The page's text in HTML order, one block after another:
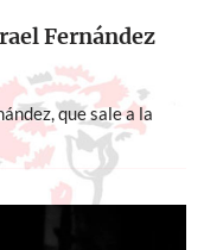
Fernández
que sale a la